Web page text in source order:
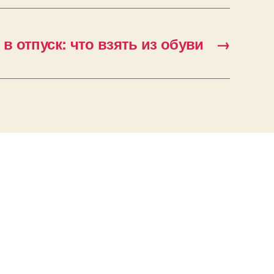
→
отпуск: что взять из обуви